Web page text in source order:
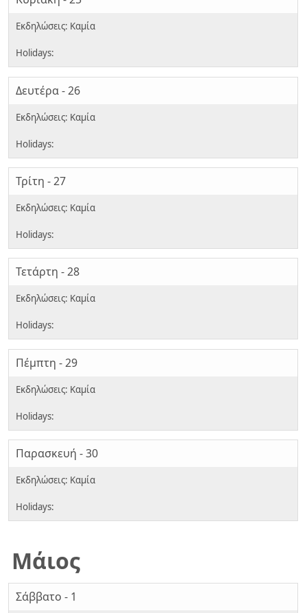
Δευτέρα - 26
Τρίτη - 27
Τετάρτη - 28
Πέμπτη - 29
Παρασκευή - 30
Μάιος
Σάββατο - 1